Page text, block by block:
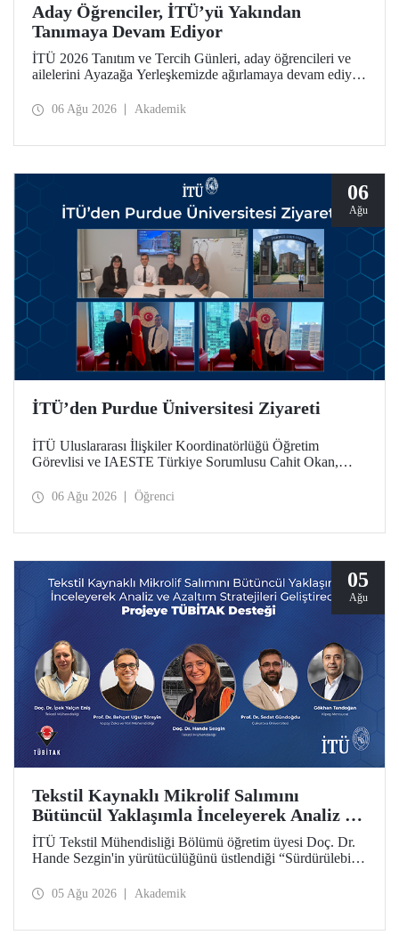
Aday Öğrenciler, İTÜ’yü Yakından
Tanımaya Devam Ediyor
İTÜ 2026 Tanıtım ve Tercih Günleri, aday öğrencileri ve
ailelerini Ayazağa Yerleşkemizde ağırlamaya devam ediyor.
ilgili fakülte ve birimler adaylara bilgi vermeye devam
06 Ağu 2026 Akademik
06
Ağu
İTÜ’den Purdue Üniversitesi Ziyareti
İTÜ Uluslararası İlişkiler Koordinatörlüğü Öğretim
Görevlisi ve IAESTE Türkiye Sorumlusu Cahit Okan,
Temmuz tarihlerinde ABD’de dünyanın önde gelen
06 Ağu 2026 Öğrenci
05
Ağu
Tekstil Kaynaklı Mikrolif Salımını
Bütüncül Yaklaşımla İnceleyerek Analiz ve
Azaltım Stratejileri Geliştirecek Projeye
TÜBİTAK Desteği
İTÜ Tekstil Mühendisliği Bölümü öğretim üyesi Doç. Dr.
Hande Sezgin'in yürütücülüğünü üstlendiği “Sürdürülebilir
Koşullarına Bağlı Mikrolif Salımı: Aşınma, UV Maruziyeti
05 Ağu 2026 Akademik